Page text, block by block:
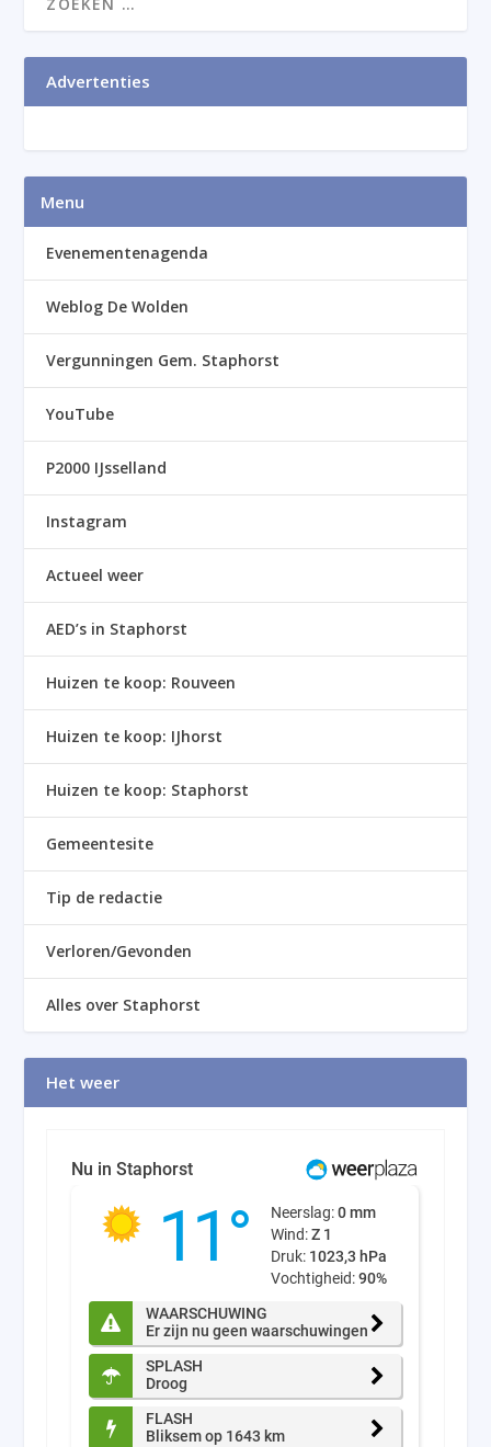
Advertenties
Menu
Evenementenagenda
Weblog De Wolden
Vergunningen Gem. Staphorst
YouTube
P2000 IJsselland
Instagram
Actueel weer
AED’s in Staphorst
Huizen te koop: Rouveen
Huizen te koop: IJhorst
Huizen te koop: Staphorst
Gemeentesite
Tip de redactie
Verloren/Gevonden
Alles over Staphorst
Het weer